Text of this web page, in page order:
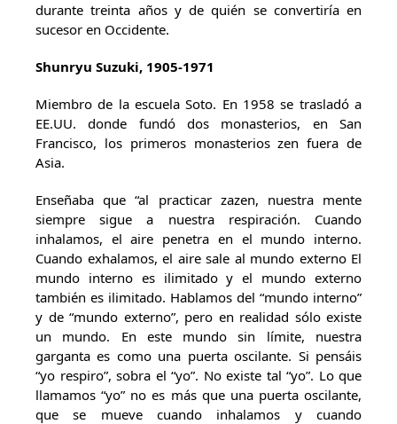
durante treinta años y de quién se convertiría en
sucesor en Occidente.
Shunryu Suzuki, 1905-1971
Miembro de la escuela Soto. En 1958 se trasladó a
EE.UU. donde fundó dos monasterios, en San
Francisco, los primeros monasterios zen fuera de
Asia.
Enseñaba que “al practicar zazen, nuestra mente
siempre sigue a nuestra respiración. Cuando
inhalamos, el aire penetra en el mundo interno.
Cuando exhalamos, el aire sale al mundo externo El
mundo interno es ilimitado y el mundo externo
también es ilimitado. Hablamos del “mundo interno”
y de “mundo externo”, pero en realidad sólo existe
un mundo. En este mundo sin límite, nuestra
garganta es como una puerta oscilante. Si pensáis
“yo respiro”, sobra el “yo”. No existe tal “yo”. Lo que
llamamos “yo” no es más que una puerta oscilante,
que se mueve cuando inhalamos y cuando